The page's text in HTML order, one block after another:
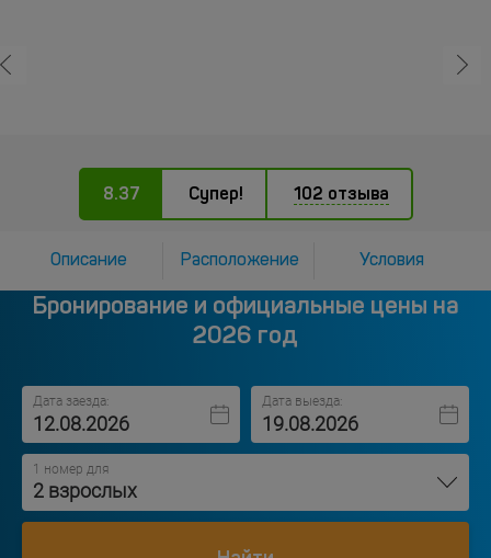
8.37 Супер! 102 отзыва
Описание Расположение Условия
Бронирование и официальные цены на
2026 год
Дата заезда: Дата выезда:
1 номер для
2 взрослых